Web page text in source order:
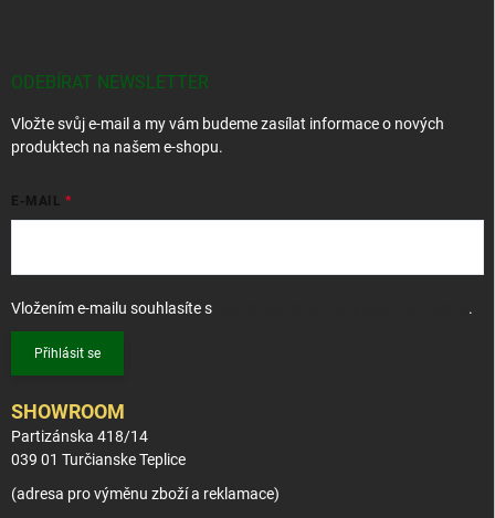
ODEBÍRAT NEWSLETTER
Vložte svůj e-mail a my vám budeme zasílat informace o nových
produktech na našem e-shopu.
E-MAIL
Vložením e-mailu souhlasíte s .
Přihlásit se
SHOWROOM
Partizánska 418/14
039 01 Turčianske Teplice
(adresa pro výměnu zboží a reklamace)